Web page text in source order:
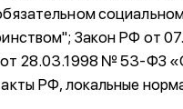
социальном
Закон РФ от
28.03.1998 № 53-ФЗ
РФ, локальные